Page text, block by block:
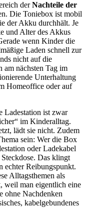
derNachteile der
Die Toniebox ist mobil
der Akku durchhält. Je
und Alter des Akkus
wenn Kinder die
Laden schnell zur
nicht auf die
am nächsten Tag im
Unterhaltung
Homeoffice oder auf
Ladestation ist zwar
im Kinderalltag.
lädt sie nicht. Zudem
sein: Wer die Box
oder Ladekabel
Das klingt
echter Reibungspunkt.
Alltagsthemen als
, weil man eigentlich eine
ohne Nachdenken
kabelgebundenes